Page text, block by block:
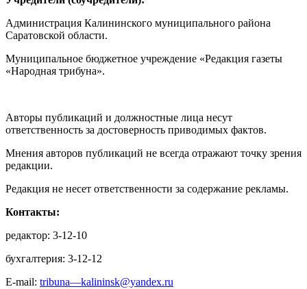
Администрация Калининского муниципального района
Саратовской области.
Муниципальное бюджетное учреждение «Редакция газеты
«Народная трибуна».
Авторы публикаций и должностные лица несут
ответственность за достоверность приводимых фактов.
Мнения авторов публикаций не всегда отражают точку зрения
редакции.
Редакция не несет ответственности за содержание рекламы.
Контакты:
редактор: 3-12-10
бухгалтерия: 3-12-12
E-mail: tribuna—kalininsk@yandex.ru